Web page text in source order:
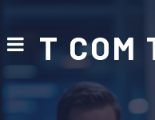
T COM